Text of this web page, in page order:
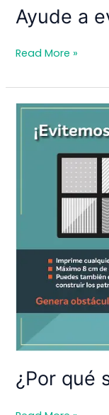
Ayude a
Ayude
evitar
los
choques
Read More »
¿Por qué